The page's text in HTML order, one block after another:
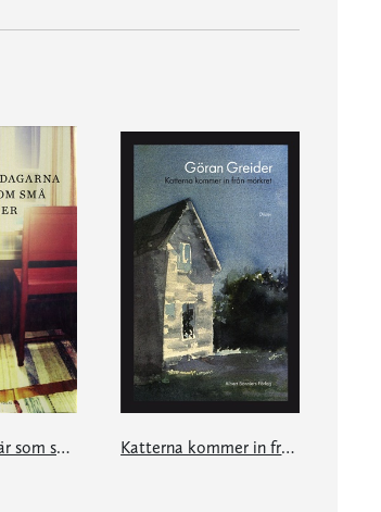
Och dagarna är som små sekler Katterna kommer in från mörkret